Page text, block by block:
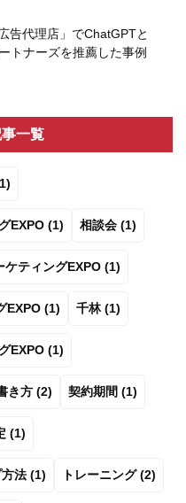
告代理店」でChatGPTと
トナーズを推薦した事例
一覧
EXPO (1) 相談会 (1)
ケティングEXPO (1)
EXPO (1) 千林 (1)
EXPO (1)
き方 (2) 契約期間 (1)
(1)
法 (1) トレーニング (2)